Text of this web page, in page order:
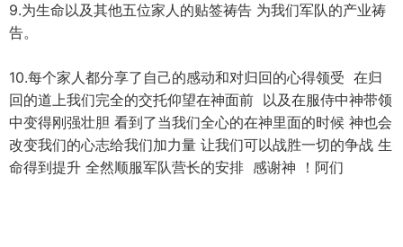
9.为生命以及其他五位家人的贴签祷告 为我们军队的产业祷
告。
10.每个家人都分享了自己的感动和对归回的心得领受 在归
回的道上我们完全的交托仰望在神面前 以及在服侍中神带领
中变得刚强壮胆 看到了当我们全心的在神里面的时候 神也会
改变我们的心志给我们加力量 让我们可以战胜一切的争战 生
命得到提升 全然顺服军队营长的安排 感谢神 ！阿们